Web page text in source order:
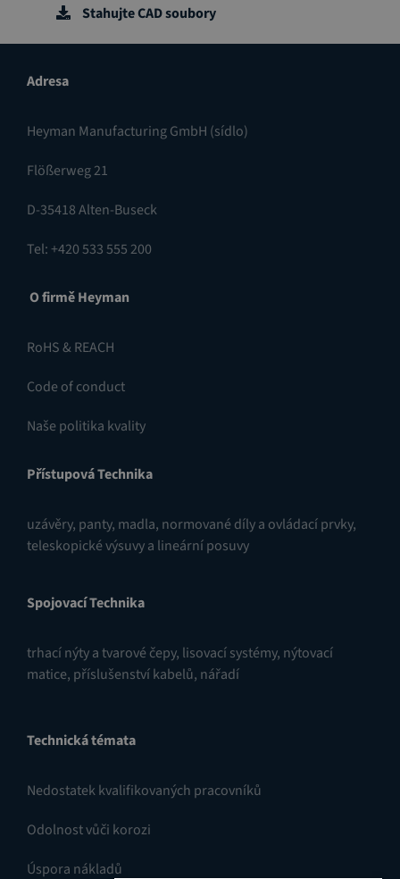
Stahujte CAD soubory
Adresa
Heyman Manufacturing GmbH (sídlo)
Flößerweg 21
D-35418 Alten-Buseck
Tel: +420 533 555 200
O firmě Heyman
RoHS & REACH
Code of conduct
Naše politika kvality
Přístupová Technika
uzávěry, panty, madla, normované díly a ovládací prvky,
teleskopické výsuvy a lineární posuvy
Spojovací Technika
trhací nýty a tvarové čepy, lisovací systémy, nýtovací
matice, příslušenství kabelů, nářadí
Technická témata
Nedostatek kvalifikovaných pracovníků
Odolnost vůči korozi
Úspora nákladů